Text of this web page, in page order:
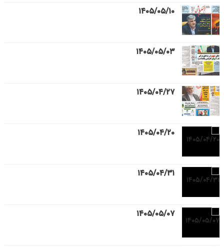
۱۴۰۵/۰۵/۱۰
۱۴۰۵/۰۵/۰۳
۱۴۰۵/۰۴/۲۷
۱۴۰۵/۰۴/۲۰
۱۴۰۵/۰۴/۳۱
۱۴۰۵/۰۵/۰۷